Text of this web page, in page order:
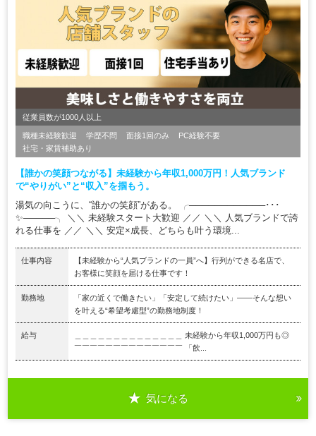
従業員数が1000人以上
職種未経験歓迎 学歴不問 面接1回のみ
PC経験不要
社宅・家賃補助あり
【誰かの笑顔つながる】未経験から年収1,000万円！人気ブランド
で“やりがい”と“収入”を掴もう。
湯気の向こうに、“誰かの笑顔”がある。 ╭────────────･･･
✨─────╮ ＼＼ 未経験スタート大歓迎 ／／ ＼＼ 人気ブランドで誇
れる仕事を ／／ ＼＼ 安定×成長、どちらも叶う環境...
仕事内容
【未経験から“人気ブランドの一員”へ】行列ができる名店で、
お客様に笑顔を届ける仕事です！
勤務地
「家の近くで働きたい」「安定して続けたい」――そんな想い
を叶える“希望考慮型”の勤務地制度！
給与
＿＿＿＿＿＿＿＿＿＿＿＿＿＿ 未経験から年収1,000万円も◎
￣￣￣￣￣￣￣￣￣￣￣￣￣￣ 「飲...
気になる